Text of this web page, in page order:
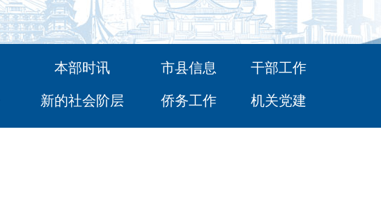
本部时讯 市县信息 干部工作
新的社会阶层 侨务工作 机关党建